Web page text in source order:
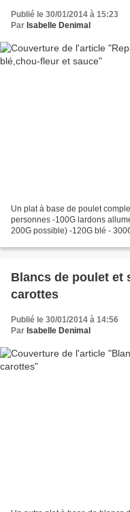
Publié le 30/01/2014 à 15:23
Par Isabelle Denimal
Un plat à base de poulet
personnes -100G lardons
200G possible) -120G blé -
Blancs de poulet et
carottes
Publié le 30/01/2014 à 14:56
Par Isabelle Denimal